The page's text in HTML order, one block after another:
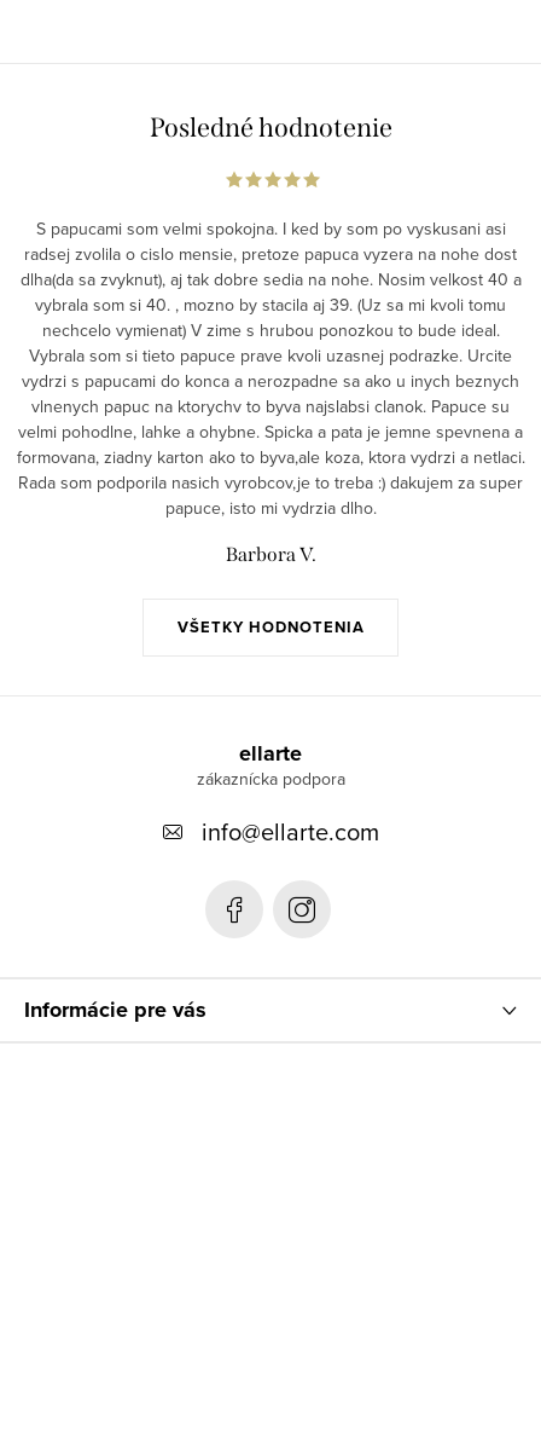
Posledné hodnotenie
VŠETKY HODNOTENIA
S papucami som velmi spokojna. I ked by som po vyskusani asi
radsej zvolila o cislo mensie, pretoze papuca vyzera na nohe dost
dlha(da sa zvyknut), aj tak dobre sedia na nohe. Nosim velkost 40 a
vybrala som si 40. , mozno by stacila aj 39. (Uz sa mi kvoli tomu
nechcelo vymienat) V zime s hrubou ponozkou to bude ideal.
Vybrala som si tieto papuce prave kvoli uzasnej podrazke. Urcite
vydrzi s papucami do konca a nerozpadne sa ako u inych beznych
vlnenych papuc na ktorychv to byva najslabsi clanok. Papuce su
velmi pohodlne, lahke a ohybne. Spicka a pata je jemne spevnena a
formovana, ziadny karton ako to byva,ale koza, ktora vydrzi a netlaci.
Rada som podporila nasich vyrobcov,je to treba :) dakujem za super
papuce, isto mi vydrzia dlho.
Barbora V.
ellarte
info@ellarte.com
Informácie pre vás